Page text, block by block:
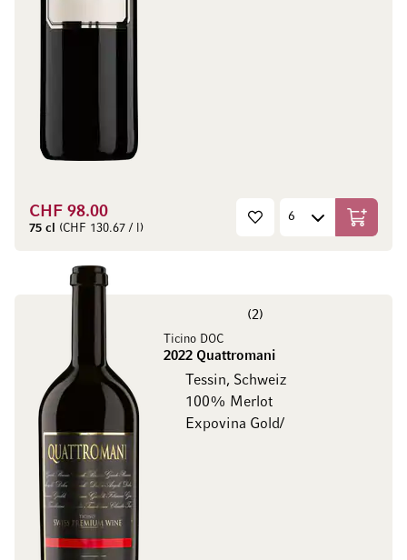
CHF 98.00
75 cl (CHF 130.67 / l) In den
2
Ticino DOC
2022 Quattromani
Tessin, Schweiz
100% Merlot
Expovina Gold/